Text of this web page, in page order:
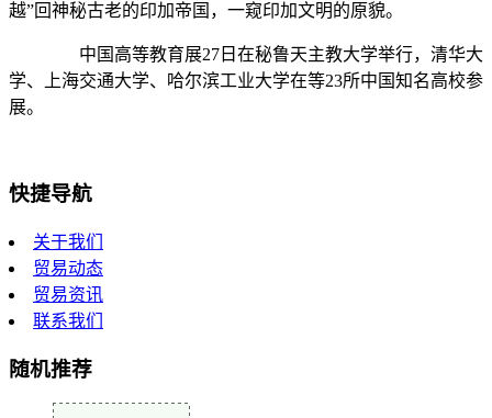
越”回神秘古老的印加帝国，一窥印加文明的原貌。
中国高等教育展27日在秘鲁天主教大学举行，清华大
学、上海交通大学、哈尔滨工业大学在等23所中国知名高校参
展。
快捷导航
关于我们
贸易动态
贸易资讯
联系我们
随机推荐